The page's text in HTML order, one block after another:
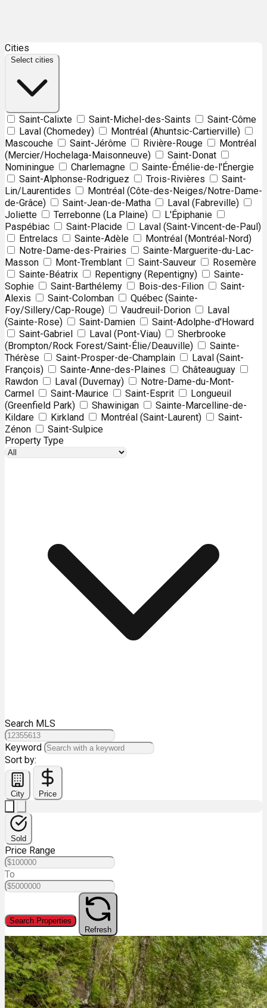
+
−
Cities
Select cities
Saint-Calixte Saint-Michel-des-Saints
Saint-Côme
Laval (Chomedey)
Montréal (Ahuntsic-Cartierville)
Mascouche
Saint-Jérôme Rivière-Rouge
Montréal
(Mercier/Hochelaga-Maisonneuve)
Saint-Donat
Nominingue
Charlemagne
Sainte-Émélie-de-l'Énergie
Saint-Alphonse-Rodriguez
Trois-Rivières
Saint-
Lin/Laurentides
Montréal (Côte-des-Neiges/Notre-Dame-
de-Grâce)
Saint-Jean-de-Matha
Laval (Fabreville)
Joliette
Terrebonne (La Plaine)
L'Épiphanie
Paspébiac
Saint-Placide
Laval (Saint-Vincent-de-Paul)
Entrelacs
Sainte-Adèle
Montréal (Montréal-Nord)
Notre-Dame-des-Prairies
Sainte-Marguerite-du-Lac-
Masson
Mont-Tremblant Saint-Sauveur
Rosemère
Sainte-Béatrix
Repentigny (Repentigny)
Sainte-
Sophie
Saint-Barthélemy Bois-des-Filion
Saint-
Alexis
Saint-Colomban
Québec (Sainte-
Foy/Sillery/Cap-Rouge)
Vaudreuil-Dorion
Laval
(Sainte-Rose)
Saint-Damien
Saint-Adolphe-d'Howard
Saint-Gabriel
Laval (Pont-Viau)
Sherbrooke
(Brompton/Rock Forest/Saint-Élie/Deauville)
Sainte-
Thérèse
Saint-Prosper-de-Champlain
Laval (Saint-
François)
Sainte-Anne-des-Plaines
Châteauguay
Rawdon
Laval (Duvernay)
Notre-Dame-du-Mont-
Carmel
Saint-Maurice Saint-Esprit
Longueuil
(Greenfield Park)
Shawinigan
Sainte-Marcelline-de-
Kildare
Kirkland Montréal (Saint-Laurent)
Saint-
Zénon
Saint-Sulpice
Property Type
Search MLS
Keyword
Sort by:
City Price
Sold
Price Range
To
Search Properties
Refresh